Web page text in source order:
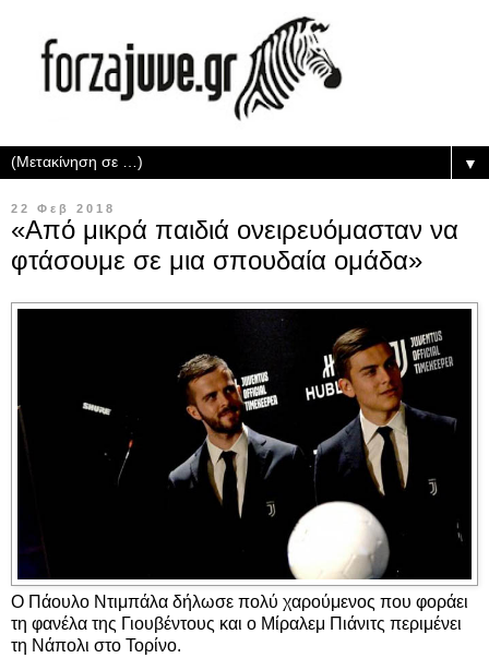
▼
22 Φεβ 2018
«Από μικρά παιδιά ονειρευόμασταν να
φτάσουμε σε μια σπουδαία ομάδα»
Ο Πάουλο Ντιμπάλα δήλωσε πολύ χαρούμενος που φοράει
τη φανέλα της Γιουβέντους και ο Μίραλεμ Πιάνιτς περιμένει
τη Νάπολι στο Τορίνο.